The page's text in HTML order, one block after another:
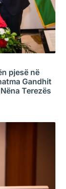
pjesë në
Gandhit
Terezës